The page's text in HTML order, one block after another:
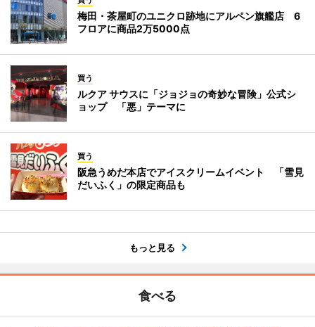
梅田・茶屋町のユニクロ跡地にアルペン旗艦店 6
フロアに商品2万5000点
買う
ルクア サウスに「ジョジョの奇妙な冒険」公式シ
ョップ 「悪」テーマに
買う
阪急うめだ本店でアイスクリームイベント 「雪見
だいふく」の限定商品も
もっと見る
食べる